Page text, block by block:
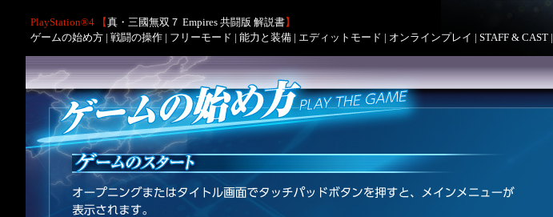
PlayStation®4 【真・三國無双７ Empires 共闘版 解説書】
ゲームの始め方 | 戦闘の操作 | フリーモード | 能力と装備 | エディットモード | オンラインプレイ | STAFF & CAST |